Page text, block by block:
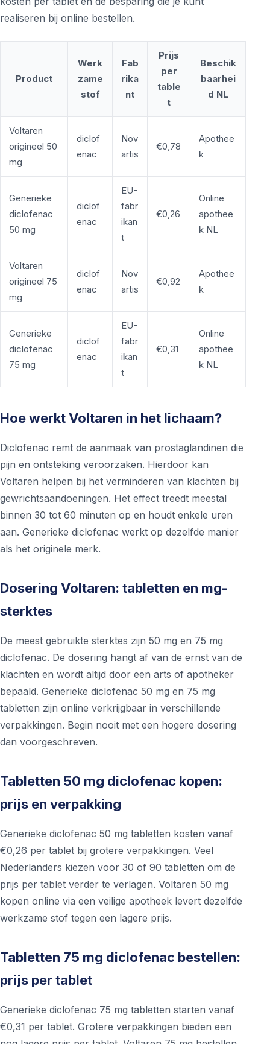
realiseren bij online bestellen.
Product
Werk
zame
stof
Fab
rika
nt
Prijs
per
table
t
Beschik
baarhei
d NL
Voltaren
origineel 50
mg
diclof
enac
Nov
artis
€0,78
Apothee
k
Generieke
diclofenac
50 mg
diclof
enac
EU-
fabr
ikan
t
€0,26
Online
apothee
k NL
Voltaren
origineel 75
mg
diclof
enac
Nov
artis
€0,92
Apothee
k
Generieke
diclofenac
75 mg
diclof
enac
EU-
fabr
ikan
t
€0,31
Online
apothee
k NL
Hoe werkt Voltaren in het lichaam?
Diclofenac remt de aanmaak van prostaglandinen die
pijn en ontsteking veroorzaken. Hierdoor kan
Voltaren helpen bij het verminderen van klachten bij
gewrichtsaandoeningen. Het effect treedt meestal
binnen 30 tot 60 minuten op en houdt enkele uren
aan. Generieke diclofenac werkt op dezelfde manier
als het originele merk.
Dosering Voltaren: tabletten en mg-
sterktes
De meest gebruikte sterktes zijn 50 mg en 75 mg
diclofenac. De dosering hangt af van de ernst van de
klachten en wordt altijd door een arts of apotheker
bepaald. Generieke diclofenac 50 mg en 75 mg
tabletten zijn online verkrijgbaar in verschillende
verpakkingen. Begin nooit met een hogere dosering
dan voorgeschreven.
Tabletten 50 mg diclofenac kopen:
prijs en verpakking
Generieke diclofenac 50 mg tabletten kosten vanaf
€0,26 per tablet bij grotere verpakkingen. Veel
Nederlanders kiezen voor 30 of 90 tabletten om de
prijs per tablet verder te verlagen. Voltaren 50 mg
kopen online via een veilige apotheek levert dezelfde
werkzame stof tegen een lagere prijs.
Tabletten 75 mg diclofenac bestellen:
prijs per tablet
Generieke diclofenac 75 mg tabletten starten vanaf
€0,31 per tablet. Grotere verpakkingen bieden een